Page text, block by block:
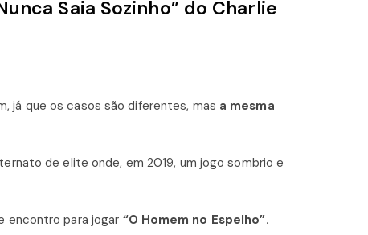
Saia Sozinho” do Charlie
já que os casos são diferentes, mas a mesma
de elite onde, em 2019, um jogo sombrio e
encontro para jogar “O Homem no Espelho”.